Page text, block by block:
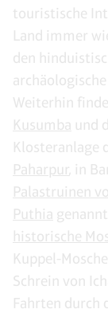
touristische
Land immer
den
Weiterhin
Kusumba und
Klosteranlage
Paharpur, in
Palastruinen
Puthia
historische
Kuppel-
Schrein von
Fahrten durch